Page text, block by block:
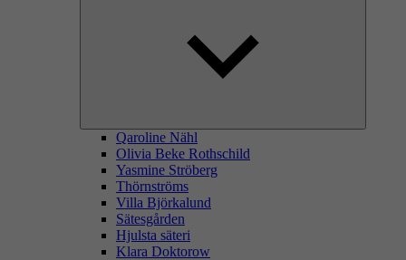
Qaroline Nähl
Olivia Beke Rothschild
Yasmine Ströberg
Thörnströms
Villa Björkalund
Sätesgården
Hjulsta säteri
Klara Doktorow